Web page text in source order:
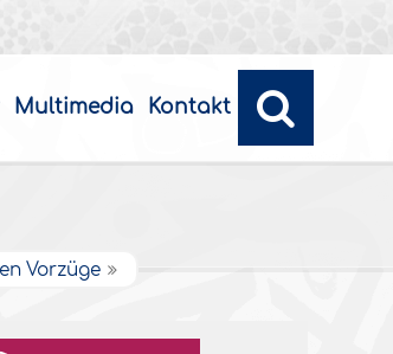
Multimedia Kontakt
Vorzüge